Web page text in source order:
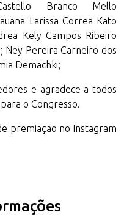
Branco Mello
Larissa Correa Kato
Kely Campos Ribeiro
Ney Pereira Carneiro dos
Demachki;
e agradece a todos
o Congresso.
premiação no Instagram